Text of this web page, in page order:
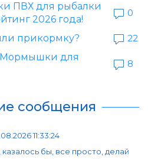
ПВХ для рыбалки
2026 года!
0
прикормку?
22
Мормышки для
8
сообщения
11:33:24
бы, все просто, делай